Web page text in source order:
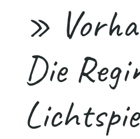
»
Die